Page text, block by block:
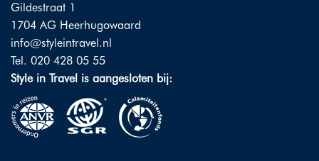
Gildestraat 1
1704 AG Heerhugowaard
info@styleintravel.nl
Tel. 020 428 05 55
Style in Travel is aangesloten bij: